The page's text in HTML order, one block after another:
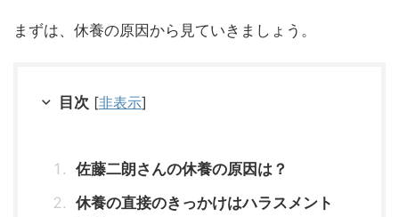
まずは、休養の原因から見ていきましょう。
目次 [非表示]
佐藤二朗さんの休養の原因は？
休養の直接のきっかけはハラスメント